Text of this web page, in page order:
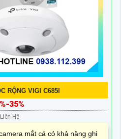
RỘNG VIGI C685I
35%
Liên Hệ
mắt cá có khả năng ghi